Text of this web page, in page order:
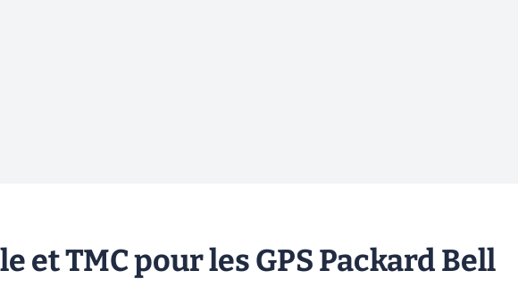
et TMC pour les GPS Packard Bell